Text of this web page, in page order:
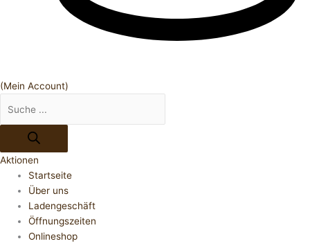
(Mein Account)
Aktionen
Startseite
Über uns
Ladengeschäft
Öffnungszeiten
Onlineshop